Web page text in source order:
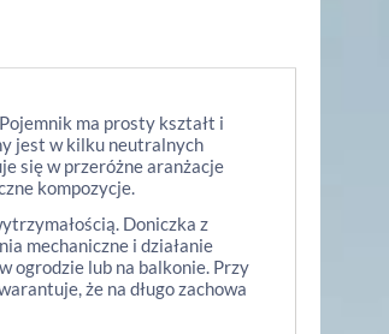
ma prosty kształt i
jest w kilku neutralnych
się w przeróżne aranżacje
kompozycje.
Doniczka z
mechaniczne i działanie
ogrodzie lub na balkonie. Przy
że na długo zachowa